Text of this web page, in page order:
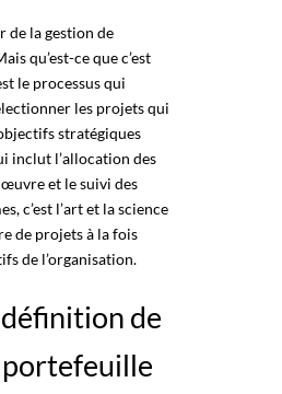
de la gestion de
qu’est-ce que c’est
le processus qui
les projets qui
stratégiques
inclut l’allocation des
et le suivi des
c’est l’art et la science
de projets à la fois
de l’organisation.
de
portefeuille